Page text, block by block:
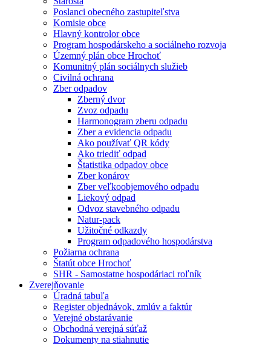
Poslanci obecného zastupiteľstva
Komisie obce
Hlavný kontrolor obce
Program hospodárskeho a sociálneho rozvoja
Územný plán obce Hrochoť
Komunitný plán sociálnych služieb
Civilná ochrana
Zber odpadov
Zberný dvor
Zvoz odpadu
Harmonogram zberu odpadu
Zber a evidencia odpadu
Ako používať QR kódy
Ako triediť odpad
Štatistika odpadov obce
Zber konárov
Zber veľkoobjemového odpadu
Liekový odpad
Odvoz stavebného odpadu
Natur-pack
Užitočné odkazdy
Program odpadového hospodárstva
Požiarna ochrana
Štatút obce Hrochoť
SHR - Samostatne hospodáriaci roľník
Zverejňovanie
Úradná tabuľa
Register objednávok, zmlúv a faktúr
Verejné obstarávanie
Obchodná verejná súťaž
Dokumenty na stiahnutie